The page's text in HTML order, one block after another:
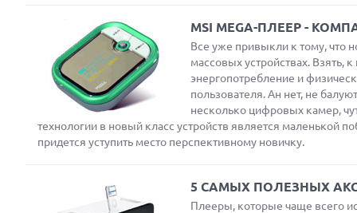
MSI MEGA-ПЛЕЕР -
Все уже привыкли к тому, что
массовых устройствах. Взять,
энергопотребление и
пользователя. Ан нет, не
несколько цифровых камер,
технологии в новый класс устройств является маленькой
придется уступить место перспективному новичку.
5 САМЫХ ПОЛЕЗНЫХ
Плееры, которые чаще всего
Next